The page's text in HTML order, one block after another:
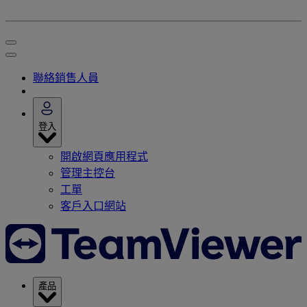
聯絡銷售人員
登入
開啟網頁應用程式
管理主控台
工單
客戶入口網站
產品